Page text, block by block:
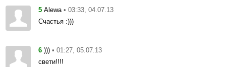
5 Alewa • 03:33, 04.07.13
Счастья :)))
6 ))) • 01:27, 05.07.13
свети!!!!